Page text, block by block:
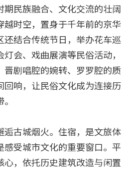
期民族融合、文化交流的壮阔
越时空，置身于千年前的京华
还结合传统节日，举办花车巡
会、戏曲展演等民俗活动，
晋剧唱腔的婉转、罗罗腔的质
回响，让民俗文化成为连接历
古城烟火。住宿，是文旅体
感受城市文化的重要窗口。平
心，依托历史建筑改造与闲置